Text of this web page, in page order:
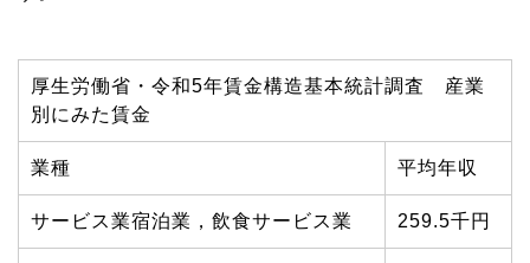
厚生労働省・令和5年賃金構造基本統計調査 産業
別にみた賃金
業種 平均年収
サービス業宿泊業，飲食サービス業 259.5千円